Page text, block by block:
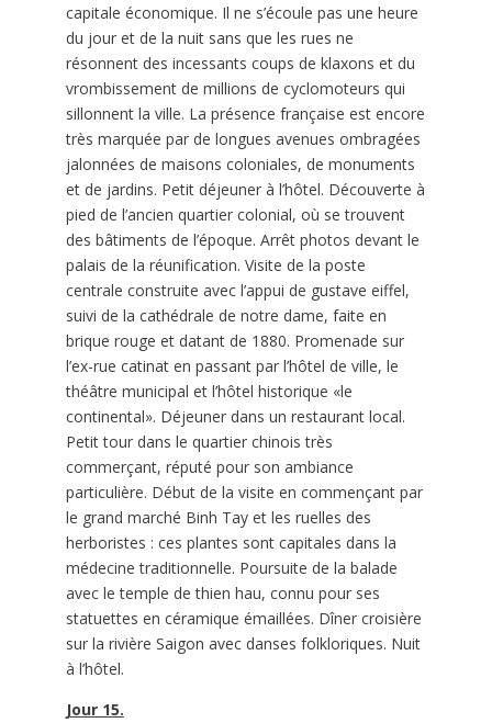
capitale économique. Il ne s’écoule pas une heure
du jour et de la nuit sans que les rues ne
résonnent des incessants coups de klaxons et du
vrombissement de millions de cyclomoteurs qui
sillonnent la ville. La présence française est encore
très marquée par de longues avenues ombragées
jalonnées de maisons coloniales, de monuments
et de jardins. Petit déjeuner à l’hôtel. Découverte à
pied de l’ancien quartier colonial, où se trouvent
des bâtiments de l’époque. Arrêt photos devant le
palais de la réunification. Visite de la poste
centrale construite avec l’appui de gustave eiffel,
suivi de la cathédrale de notre dame, faite en
brique rouge et datant de 1880. Promenade sur
l’ex-rue catinat en passant par l’hôtel de ville, le
théâtre municipal et l’hôtel historique «le
continental». Déjeuner dans un restaurant local.
Petit tour dans le quartier chinois très
commerçant, réputé pour son ambiance
particulière. Début de la visite en commençant par
le grand marché Binh Tay et les ruelles des
herboristes : ces plantes sont capitales dans la
médecine traditionnelle. Poursuite de la balade
avec le temple de thien hau, connu pour ses
statuettes en céramique émaillées. Dîner croisière
sur la rivière Saigon avec danses folkloriques. Nuit
à l’hôtel.
Jour 15.